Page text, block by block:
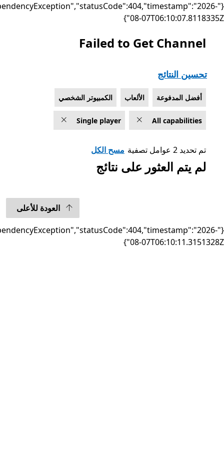
08-
Failed to Get
الألعاب الكمبيوتر الشخصي
All
Single player
مسح الكل
على نتائج
العودة للأعلى
08-